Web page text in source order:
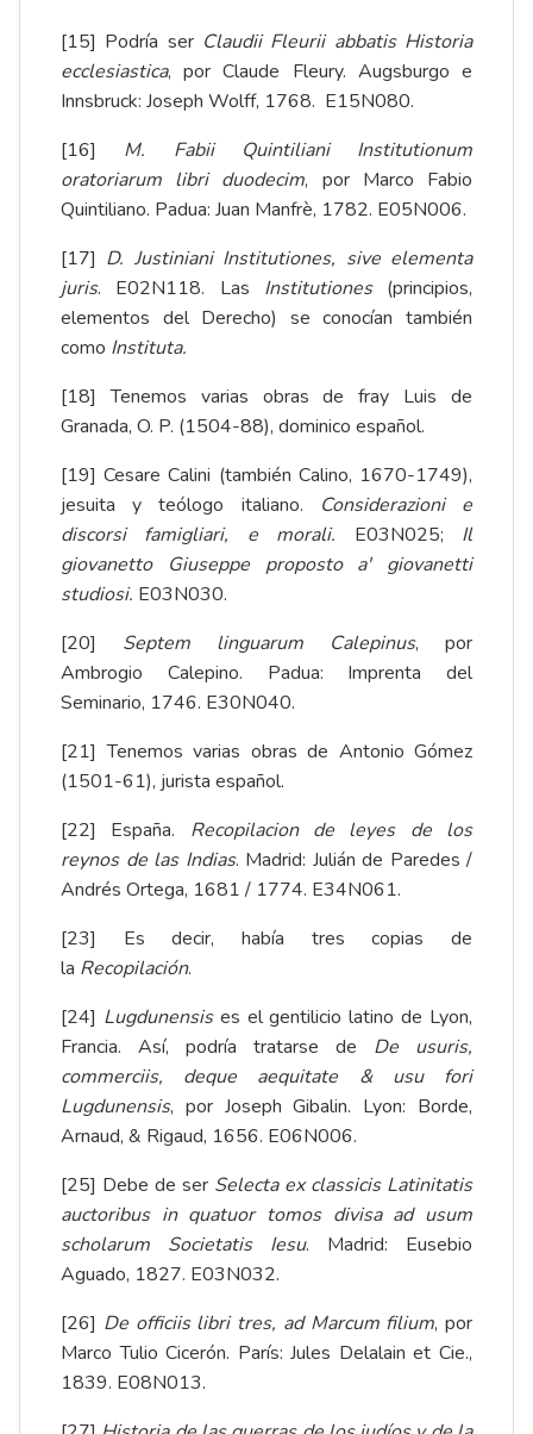
[15] Podría ser Claudii Fleurii abbatis Historia
ecclesiastica, por Claude Fleury. Augsburgo e
Innsbruck: Joseph Wolff, 1768. E15N080.
[16]
M. Fabii Quintiliani Institutionum
oratoriarum libri duodecim, por Marco Fabio
Quintiliano. Padua: Juan Manfrè, 1782. E05N006.
[17] D. Justiniani Institutiones, sive elementa
juris. E02N118. Las Institutiones (principios,
elementos del Derecho) se conocían también
como Instituta.
[18] Tenemos varias obras de fray Luis de
Granada, O. P. (1504-88),​ dominico español.
[19] Cesare Calini (también Calino, 1670-1749),
jesuita y teólogo italiano. Considerazioni e
discorsi famigliari, e morali. E03N025; Il
giovanetto Giuseppe proposto a' giovanetti
studiosi. E03N030.
[20]
Septem linguarum Calepinus, por
Ambrogio Calepino. Padua: Imprenta del
Seminario, 1746. E30N040.
[21] Tenemos varias obras de Antonio Gómez
(1501-61), jurista español.
[22] España. Recopilacion de leyes de los
reynos de las Indias. Madrid: Julián de Paredes /
Andrés Ortega, 1681 / 1774. E34N061.
[23] Es decir, había tres copias de
la Recopilación.
[24] Lugdunensises el gentilicio latino de Lyon,
Francia. Así, podría tratarse de De usuris,
commerciis, deque aequitate & usu fori
Lugdunensis, por Joseph Gibalin. Lyon: Borde,
Arnaud, & Rigaud, 1656. E06N006.
[25] Debe de ser Selecta ex classicis Latinitatis
auctoribus in quatuor tomos divisa ad usum
scholarum Societatis Iesu. Madrid: Eusebio
Aguado, 1827. E03N032.
[26] De officiis libri tres, ad Marcum filium, por
Marco Tulio Cicerón. París: Jules Delalain et Cie.,
1839. E08N013.